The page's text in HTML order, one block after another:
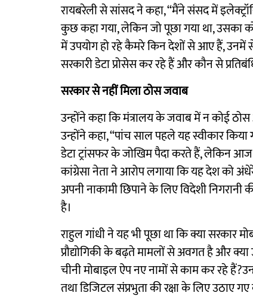
रायबरेली से सांसद ने कहा, “मैंने संसद में
कुछ कहा गया, लेकिन जो पूछा गया था, उसका
में उपयोग हो रहे कैमरे किन देशों से आए हैं, उनमें
सरकारी डेटा प्रोसेस कर रहे हैं और कौन से
सरकार से नहीं मिला ठोस जवाब
उन्होंने कहा कि मंत्रालय के जवाब में न कोई
उन्होंने कहा, “पांच साल पहले यह स्वीकार
डेटा ट्रांसफर के जोखिम पैदा करते हैं, लेकिन आज
कांग्रेसा नेता ने आरोप लगाया कि यह देश को
अपनी नाकामी छिपाने के लिए विदेशी निगरानी
है।
राहुल गांधी ने यह भी पूछा था कि क्या सरकार
प्रौद्योगिकी के बढ़ते मामलों से अवगत है और
चीनी मोबाइल ऐप नए नामों से काम कर रहे
तथा डिजिटल संप्रभुता की रक्षा के लिए उठाए गए